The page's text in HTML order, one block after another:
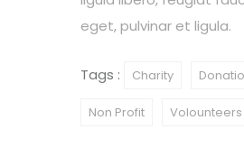
eget, pulvinar et ligula.
Tags : Charity
Non Profit Volounteers